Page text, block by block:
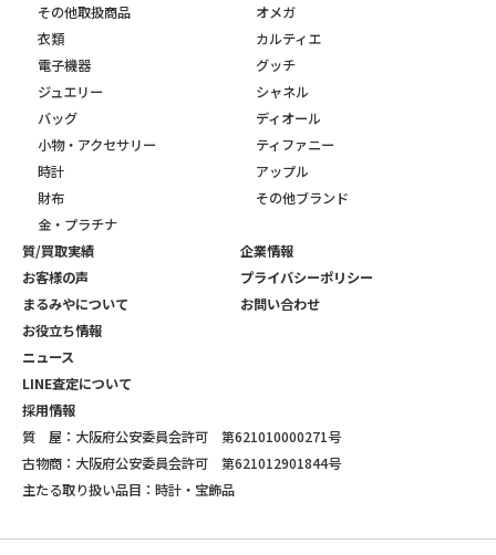
その他取扱商品
衣類
電子機器
ジュエリー
バッグ
小物・アクセサリー
時計
財布
金・プラチナ
オメガ
カルティエ
グッチ
シャネル
ディオール
ティファニー
アップル
その他ブランド
質/買取実績
お客様の声
まるみやについて
お役立ち情報
ニュース
LINE査定について
採用情報
企業情報
プライバシーポリシー
お問い合わせ
質 屋：大阪府公安委員会許可 第621010000271号
古物商：大阪府公安委員会許可 第621012901844号
主たる取り扱い品目：時計・宝飾品